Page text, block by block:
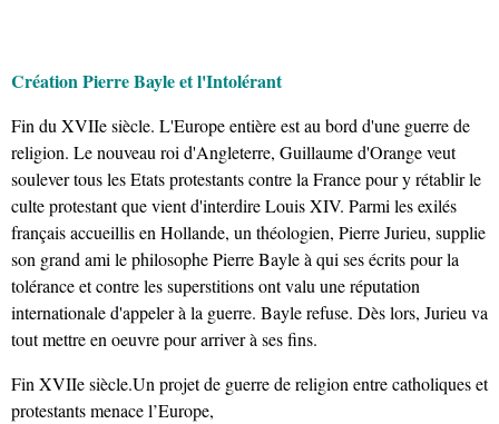
Création Pierre Bayle et l'Intolérant
Fin du XVIIe siècle. L'Europe entière est au bord d'une guerre de
religion. Le nouveau roi d'Angleterre, Guillaume d'Orange veut
soulever tous les Etats protestants contre la France pour y rétablir le
culte protestant que vient d'interdire Louis XIV. Parmi les exilés
français accueillis en Hollande, un théologien, Pierre Jurieu, supplie
son grand ami le philosophe Pierre Bayle à qui ses écrits pour la
tolérance et contre les superstitions ont valu une réputation
internationale d'appeler à la guerre. Bayle refuse. Dès lors, Jurieu va
tout mettre en oeuvre pour arriver à ses fins.
Fin XVIIe siècle.Un projet de guerre de religion entre catholiques et
protestants menace l’Europe,